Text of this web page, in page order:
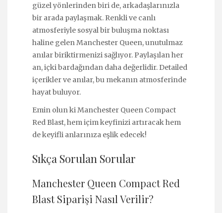
güzel yönlerinden biri de, arkadaşlarınızla
bir arada paylaşmak. Renkli ve canlı
atmosferiyle sosyal bir buluşma noktası
haline gelen Manchester Queen, unutulmaz
anılar biriktirmenizi sağlıyor. Paylaşılan her
an, içki bardağından daha değerlidir. Detailed
içerikler ve anılar, bu mekanın atmosferinde
hayat buluyor.
Emin olun ki Manchester Queen Compact
Red Blast, hem içim keyfinizi artıracak hem
de keyifli anlarınıza eşlik edecek!
Sıkça Sorulan Sorular
Manchester Queen Compact Red
Blast Siparişi Nasıl Verilir?